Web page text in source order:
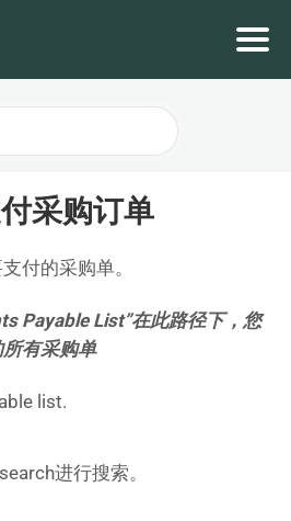
采购订单
付的采购单。
Payable List”在此路径下，您
有采购单
list.
进行搜索。